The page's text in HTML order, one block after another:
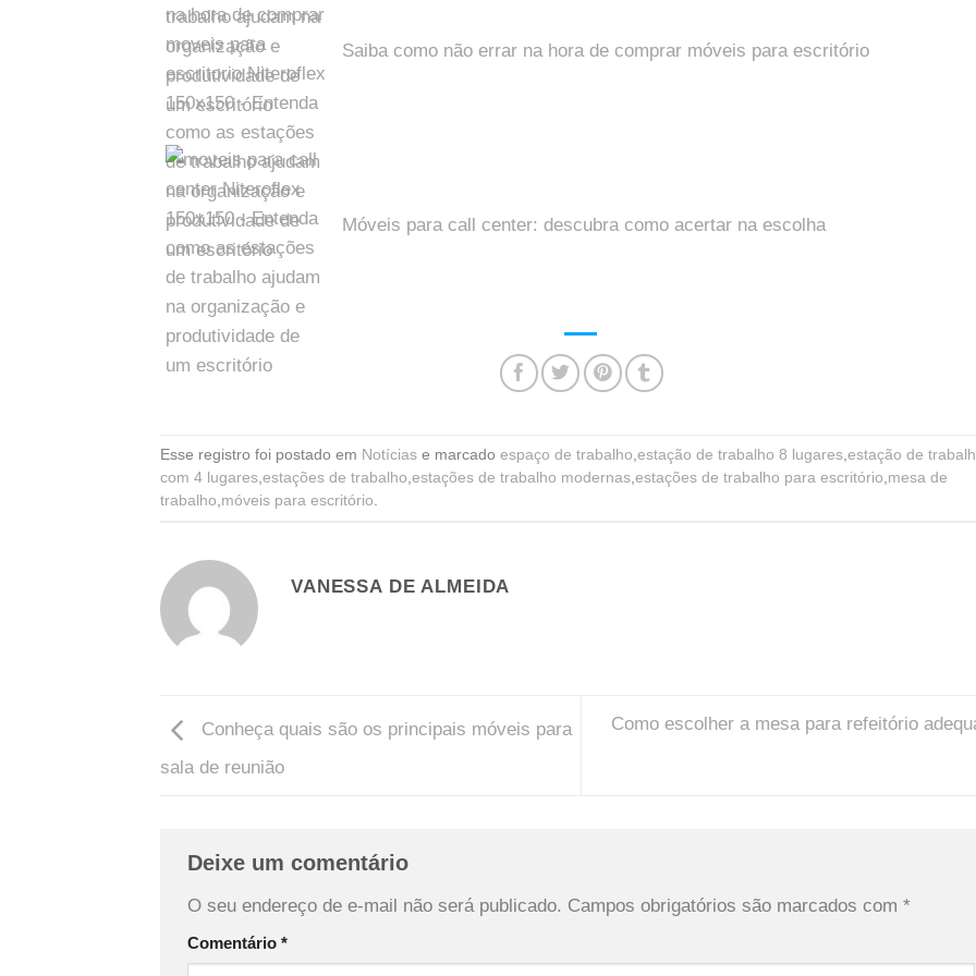
Saiba como não errar na hora de comprar móveis para escritório
Móveis para call center: descubra como acertar na escolha
Esse registro foi postado em Notícias e marcado espaço de trabalho,estação de trabalho 8 lugares,estação de
com 4 lugares,estações de trabalho,estações de trabalho modernas,estações de trabalho para escritório,mesa de
trabalho,móveis para escritório.
VANESSA DE ALMEIDA
Conheça quais são os principais móveis para
sala de reunião
Como escolher a mesa para refeitório
Deixe um comentário
O seu endereço de e-mail não será publicado. Campos obrigatórios são marcados com *
Comentário *